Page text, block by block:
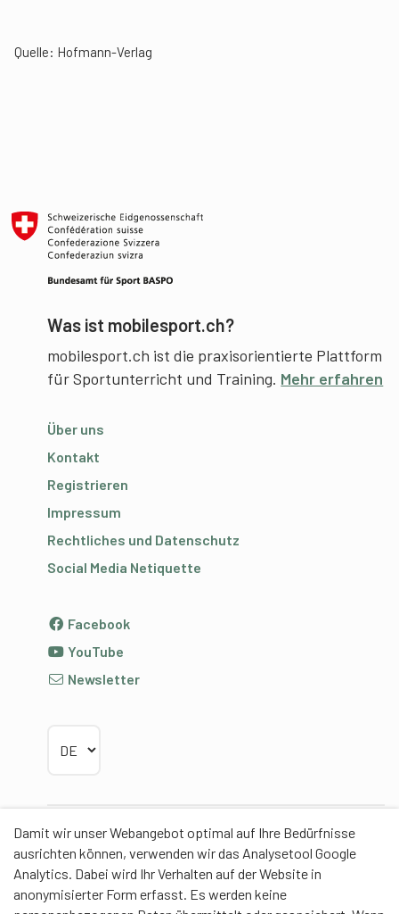
Damit wir unser Webangebot optimal auf Ihre Bedürfnisse
ausrichten können, verwenden wir das Analysetool Google
Analytics. Dabei wird Ihr Verhalten auf der Website in
anonymisierter Form erfasst. Es werden keine
Quelle: Hofmann-Verlag
Was ist mobilesport.ch?
mobilesport.ch ist die praxisorientierte Plattform
für Sportunterricht und Training. Mehr erfahren
Über uns
Kontakt
Registrieren
Impressum
Rechtliches und Datenschutz
Social Media Netiquette
Facebook
YouTube
Newsletter
Partner